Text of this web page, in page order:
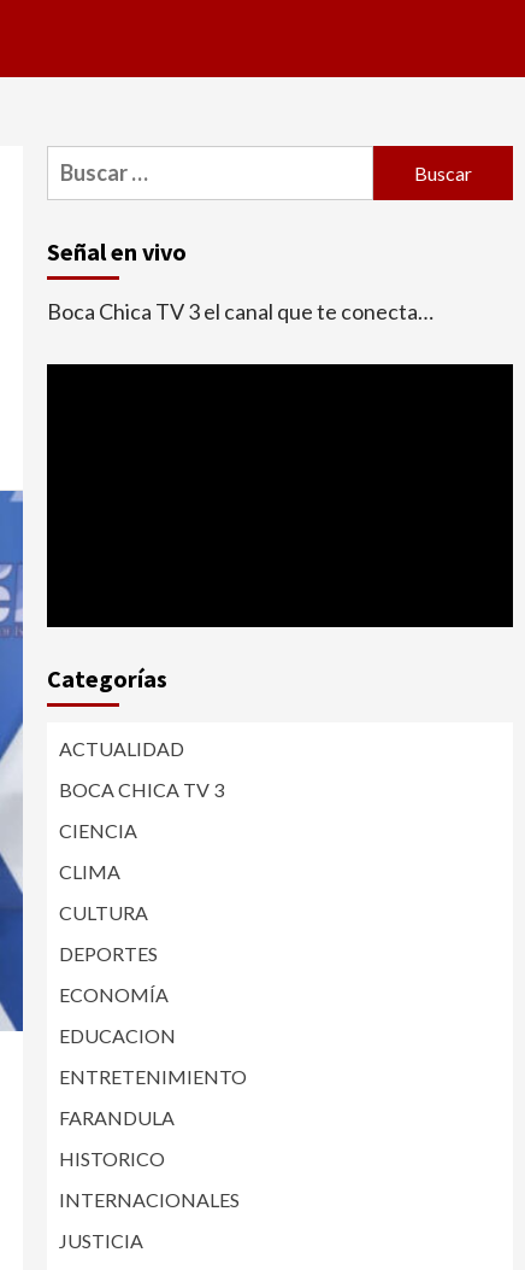
Buscar:
Señal en vivo
Boca Chica TV 3 el canal que te conecta…
Categorías
ACTUALIDAD
BOCA CHICA TV 3
CIENCIA
CLIMA
CULTURA
DEPORTES
ECONOMÍA
EDUCACION
ENTRETENIMIENTO
FARANDULA
HISTORICO
INTERNACIONALES
JUSTICIA